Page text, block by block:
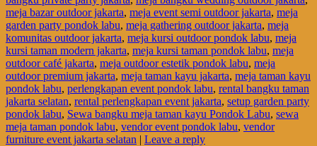
meja bazar outdoor jakarta, meja event semi outdoor jakarta, meja
garden party pondok labu, meja gathering outdoor jakarta, meja
komunitas outdoor jakarta, meja kursi outdoor pondok labu, meja
kursi taman modern jakarta, meja kursi taman pondok labu, meja
outdoor café jakarta, meja outdoor estetik pondok labu, meja
outdoor premium jakarta, meja taman kayu jakarta, meja taman kayu
pondok labu, perlengkapan event pondok labu, rental bangku taman
jakarta selatan, rental perlengkapan event jakarta, setup garden party
pondok labu, Sewa bangku meja taman kayu Pondok Labu, sewa
meja taman pondok labu, vendor event pondok labu, vendor
furniture event jakarta selatan | Leave a reply